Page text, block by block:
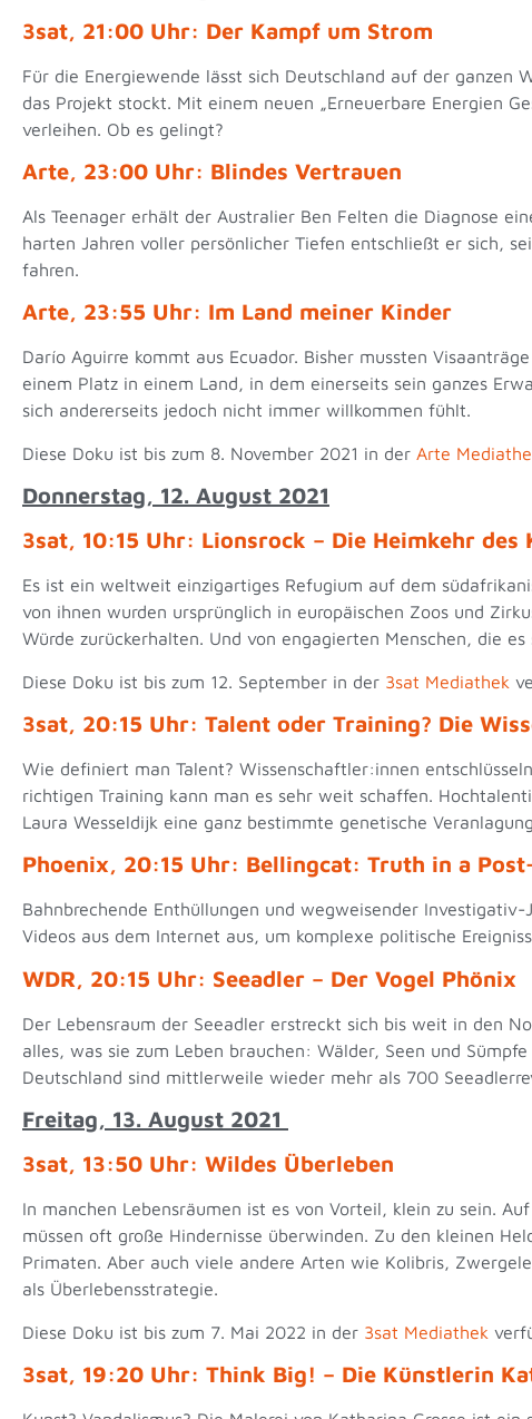
3sat, 21:00 Uhr: Der Kampf um Strom
Für die Energiewende lässt sich Deutschland auf der ganzen
das Projekt stockt. Mit einem neuen „Erneuerbare Energien
verleihen. Ob es gelingt?
Arte, 23:00 Uhr: Blindes Vertrauen
Als Teenager erhält der Australier Ben Felten die Diagnose
harten Jahren voller persönlicher Tiefen entschließt er sich,
fahren.
Arte, 23:55 Uhr: Im Land meiner Kinder
Darío Aguirre kommt aus Ecuador. Bisher mussten
einem Platz in einem Land, in dem einerseits sein ganzes
sich andererseits jedoch nicht immer willkommen fühlt.
Diese Doku ist bis zum 8. November 2021 in der Arte
Donnerstag, 12. August 2021
3sat, 10:15 Uhr: Lionsrock – Die Heimkehr des
Es ist ein weltweit einzigartiges Refugium auf dem
von ihnen wurden ursprünglich in europäischen Zoos und
Würde zurückerhalten. Und von engagierten Menschen, die
Diese Doku ist bis zum 12. September in der 3sat Mediathek
3sat, 20:15 Uhr: Talent oder Training? Die
Wie definiert man Talent? Wissenschaftler:innen
richtigen Training kann man es sehr weit schaffen.
Laura Wesseldijk eine ganz bestimmte genetische
Phoenix, 20:15 Uhr: Bellingcat: Truth in a
Bahnbrechende Enthüllungen und wegweisender
Videos aus dem Internet aus, um komplexe politische
WDR, 20:15 Uhr: Seeadler – Der Vogel Phönix
Der Lebensraum der Seeadler erstreckt sich bis weit in den
alles, was sie zum Leben brauchen: Wälder, Seen und
Deutschland sind mittlerweile wieder mehr als 700
Freitag, 13. August 2021
3sat, 13:50 Uhr: Wildes Überleben
In manchen Lebensräumen ist es von Vorteil, klein zu sein.
müssen oft große Hindernisse überwinden. Zu den kleinen
Primaten. Aber auch viele andere Arten wie Kolibris,
als Überlebensstrategie.
Diese Doku ist bis zum 7. Mai 2022 in der 3sat Mediathek
3sat, 19:20 Uhr: Think Big! – Die Künstlerin